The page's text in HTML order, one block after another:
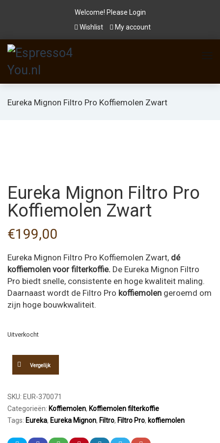
Welcome! Please
Login
Wishlist
My account
Eureka Mignon Filtro Pro Koffiemolen Zwart
Eureka Mignon Filtro Pro
Koffiemolen Zwart
€199,00
Eureka Mignon Filtro Pro Koffiemolen Zwart, dé
koffiemolen voor filterkoffie. De Eureka Mignon Filtro
Pro biedt snelle, consistente en hoge kwaliteit maling.
Daarnaast wordt de Filtro Pro koffiemolen geroemd om
zijn hoge bouwkwaliteit.
Uitverkocht
Vergelijk
SKU: EUR-370071
Categorieën: Koffiemolen, Koffiemolen filterkoffie
Tags: Eureka, Eureka Mignon, Filtro, Filtro Pro, koffiemolen